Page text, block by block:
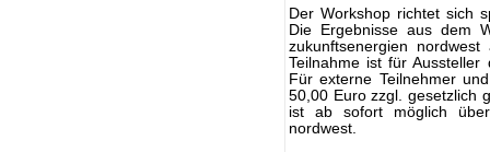
Der Workshop richtet sich
Die Ergebnisse aus dem
zukunftsenergien
Teilnahme ist für
Für externe Teilnehmer
50,00 Euro zzgl. gesetzlich
ist ab sofort möglich über
nordwest.